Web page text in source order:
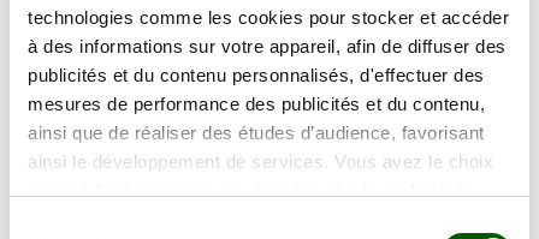
technologies comme les cookies pour stocker et accéder
à des informations sur votre appareil, afin de diffuser des
publicités et du contenu personnalisés, d'effectuer des
mesures de performance des publicités et du contenu,
ainsi que de réaliser des études d’audience, favorisant
ainsi le développement de services. Vous avez le choix
Mercredi 12 Août 2026
132.00€